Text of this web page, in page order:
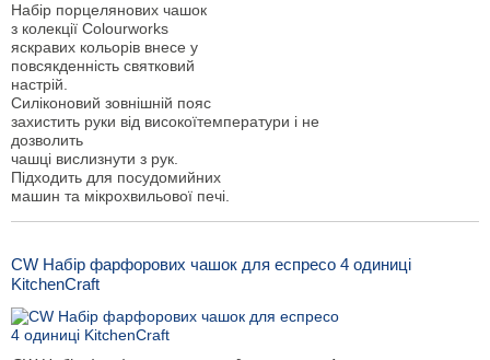
Набір порцелянових чашок
з колекції Colourworks
яскравих кольорів внесе у
повсякденність святковий
настрій.
Силіконовий зовнішній пояс
захистить руки від високоїтемператури і не
дозволить
чашці вислизнути з рук.
Підходить для посудомийних
машин та мікрохвильової печі.
CW Набір фарфорових чашок для еспресо 4 одиниці
KitchenCraft